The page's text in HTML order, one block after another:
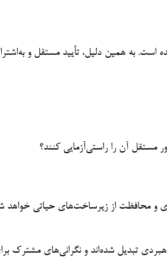
به همین دلیل، تأیید مستقل و
مستقل آن را راستی‌آزمایی کنند؟
و محافظت از زیرساخت‌های حیاتی خواهد
تبدیل شده‌اند و نگرانی‌های مشترک